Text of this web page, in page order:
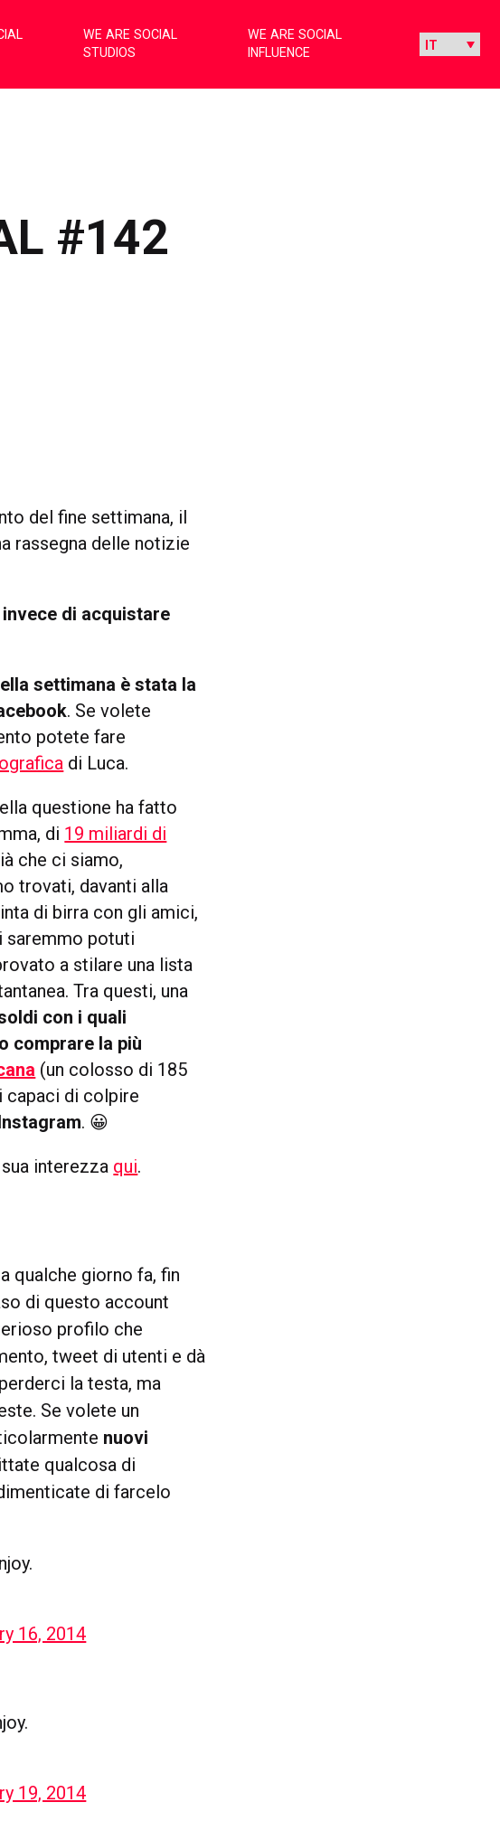
WE ARE SOCIAL
STUDIOS
WE ARE SOCIAL
INFLUENCE
#142
del fine settimana, il
rassegna delle notizie
di acquistare
settimana è stata la
. Se volete
potete fare
di Luca.
questione ha fatto
di 19 miliardi di
che ci siamo,
trovati, davanti alla
di birra con gli amici,
saremmo potuti
a stilare una lista
Tra questi, una
con i quali
comprare la più
(un colosso di 185
capaci di colpire
. 😀
interezza qui.
qualche giorno fa, fin
di questo account
profilo che
tweet di utenti e dà
la testa, ma
Se volete un
nuovi
qualcosa di
di farcelo
16, 2014
19, 2014